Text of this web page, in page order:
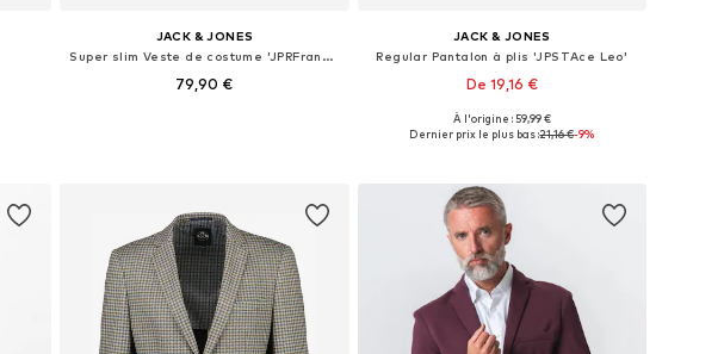
JACK & JONES
Super slim Veste de costume 'JPRFranco'
79,90 €
JACK & JONES
Regular Pantalon à plis 'JPSTAce Leo'
De 19,16 €
+1
Disponible en plusieurs tailles
À l'origine : 59,99 €
Dernier prix le plus bas :21,16 €-9%